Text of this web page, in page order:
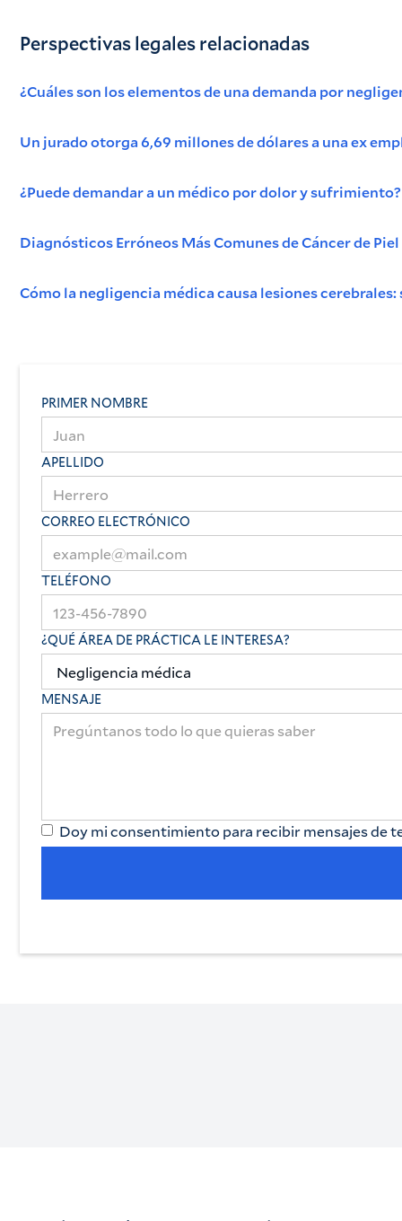
Perspectivas legales relacionadas
¿Cuáles son los elementos de una demanda por
Un jurado otorga 6,69 millones de dólares a una ex
¿Puede demandar a un médico por dolor y sufrimiento?
Diagnósticos Erróneos Más Comunes de Cáncer de Piel
Cómo la negligencia médica causa lesiones
PRIMER NOMBRE
APELLIDO
CORREO ELECTRÓNICO
TELÉFONO
¿QUÉ ÁREA DE PRÁCTICA LE INTERESA?
MENSAJE
Doy mi consentimiento para recibir mensajes de